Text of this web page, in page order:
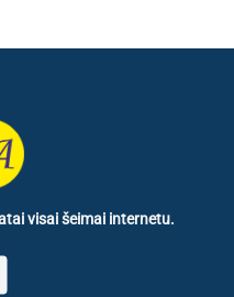
visai šeimai internetu.